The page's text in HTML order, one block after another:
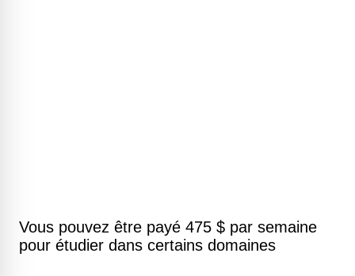
Vous pouvez être payé 475 $ par semaine
pour étudier dans certains domaines